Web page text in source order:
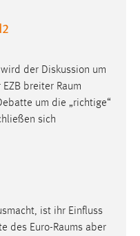
der Diskussion um
EZB breiter Raum
um die „richtige“
sich
ist ihr Einfluss
des Euro-Raums aber